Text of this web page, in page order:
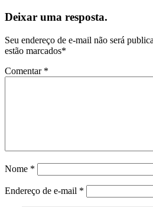
Deixar uma resposta.
Seu endereço de e-mail não será
estão marcados*
Comentar *
Nome *
Endereço de e-mail *